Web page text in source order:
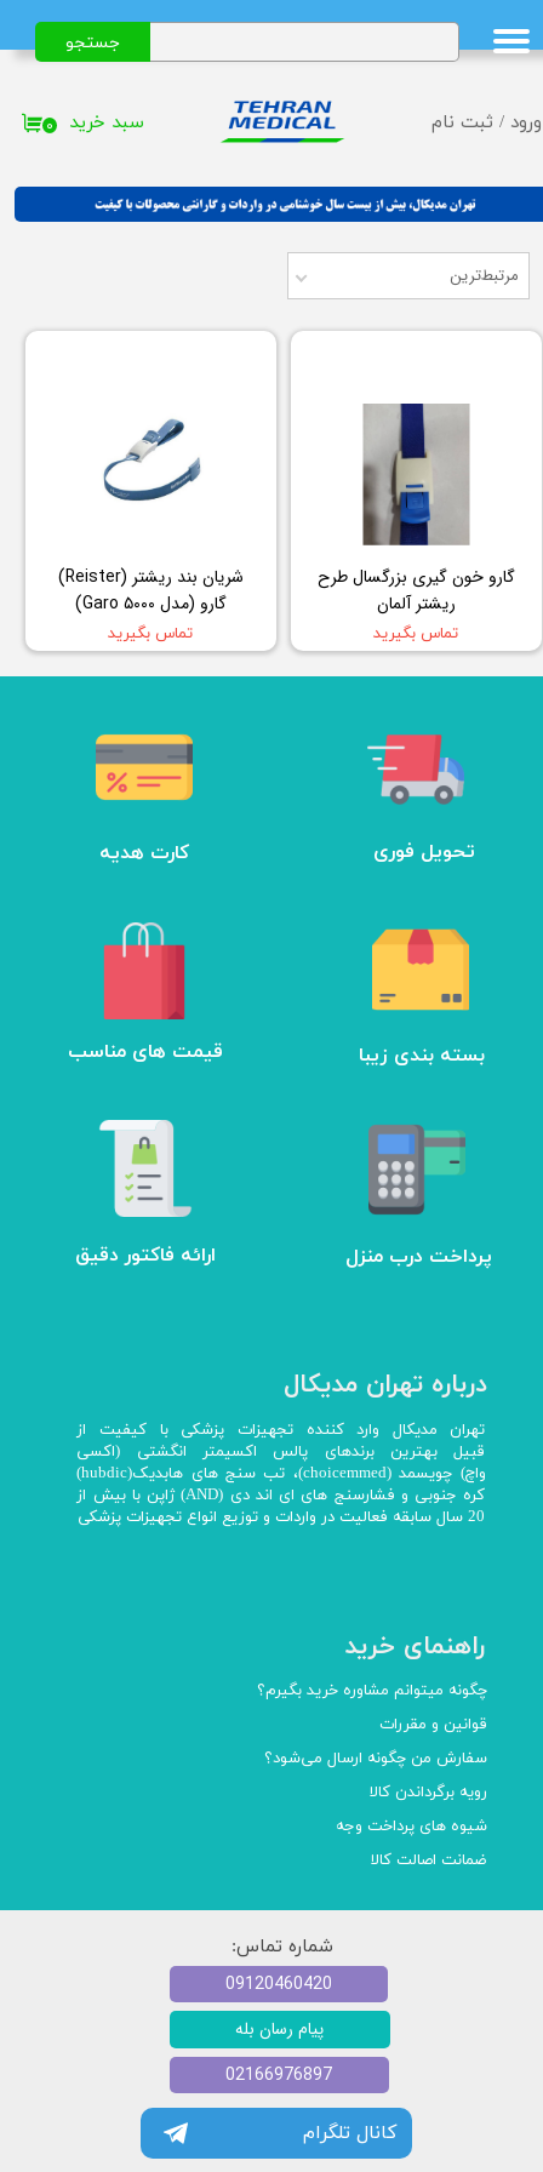
ورود / ثبت نام
حساب کاربری من
تغییر گذر واژه
خروج از حساب کاربری
جستجو
۰ سبد خرید
مرتبط‌ترین
گارو خون گیری بزرگسال طرح
ریشتر آلمان
تماس بگیرید
شریان بند ریشتر (Reister)
گارو (مدل ۵۰۰۰ Garo)
تماس بگیرید
تحویل فوری کارت هدیه
​قیمت های مناسب بسته بندی زیبا
ارائه فاکتور دقیق پرداخت درب منزل
درباره تهران مدیکال
تهران مدیکال وارد کننده تجهیزات پزشکی با کیفیت از
قبیل بهترین برندهای پالس اکسیمتر انگشتی (اکسی
واچ) چویسمد (choicemmed)، تب سنج های هابدیک(hubdic)
کره جنوبی و فشارسنج های ای اند دی (AND) ژاپن با بیش از
20 سال سابقه فعالیت در واردات و توزیع انواع تجهیزات پزشکی
راهنمای خرید
چگونه میتوانم مشاوره خرید بگیرم؟
قوانین و مقررات
سفارش من چگونه ارسال می‌شود؟
رویه برگرداندن کالا
شیوه های پرداخت وجه
ضمانت اصالت کالا
شماره تماس:
کانال تلگرام
پیام رسان بله
09120460420
02166976897